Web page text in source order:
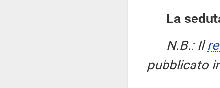
La
N.B.: Il
pubblicato